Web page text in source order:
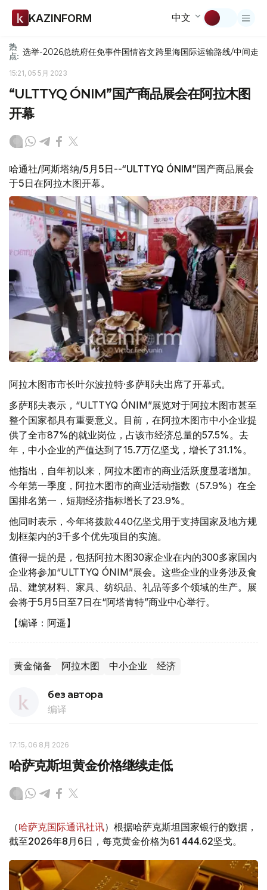
KAZINFORM 中文
热
点: 选举-2026总统府任免事件国情咨文跨里海国际运输路线/中间走廊
15:21, 05 5月 2023
“ULTTYQ ÓNIM”国产商品展会在阿拉木图
开幕
哈通社/阿斯塔纳/5月5日--“ULTTYQ ÓNIM”国产商品展会
于5日在阿拉木图开幕。
阿拉木图市市长叶尔波拉特·多萨耶夫出席了开幕式。
多萨耶夫表示，“ULTTYQ ÓNIM”展览对于阿拉木图市甚至
整个国家都具有重要意义。目前，在阿拉木图市中小企业提
供了全市87%的就业岗位，占该市经济总量的57.5%。去
年，中小企业的产值达到了15.7万亿坚戈，增长了31.1%。
他指出，自年初以来，阿拉木图市的商业活跃度显著增加。
今年第一季度，阿拉木图市的商业活动指数（57.9%）在全
国排名第一，短期经济指标增长了23.9%。
他同时表示，今年将拨款440亿坚戈用于支持国家及地方规
划框架内的3千多个优先项目的实施。
值得一提的是，包括阿拉木图30家企业在内的300多家国内
企业将参加“ULTTYQ ÓNIM”展会。这些企业的业务涉及食
品、建筑材料、家具、纺织品、礼品等多个领域的生产。展
会将于5月5日至7日在“阿塔肯特”商业中心举行。
【编译：阿遥】
黄金储备 阿拉木图 中小企业 经济
без автора
编译
17:15, 06 8月 2026
哈萨克斯坦黄金价格继续走低
（哈萨克国际通讯社讯）根据哈萨克斯坦国家银行的数据，
截至2026年8月6日，每克黄金价格为61 444.62坚戈。